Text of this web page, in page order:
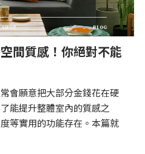
間質感！你絕對不能
會願意把大部分金錢花在硬
能提升整體室內的質感之
等實用的功能存在。本篇就